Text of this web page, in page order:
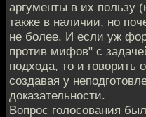
аргументы в их пользу
также в наличии, но
не более. И если уж
против мифов" с
подхода, то и говорить
создавая у
доказательности.
Вопрос голосования